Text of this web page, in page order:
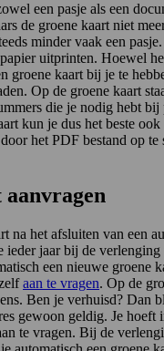
een pasje als een
de groene kaart niet
minder vaak een
uitprinten. Hoewel
groene kaart bij je te
Op de groene kaart
die je nodig hebt bij
kun je dus het beste
het PDF bestand op te
na het afsluiten van een
ieder jaar bij de verlenging
een nieuwe groene
aan te vragen. Op de
Ben je verhuisd? Dan
gewoon geldig. Je hoeft
te vragen. Bij de